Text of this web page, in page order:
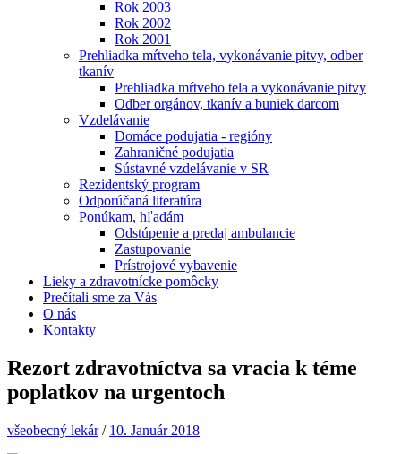
Rok 2003
Rok 2002
Rok 2001
Prehliadka mŕtveho tela, vykonávanie pitvy, odber
tkanív
Prehliadka mŕtveho tela a vykonávanie pitvy
Odber orgánov, tkanív a buniek darcom
Vzdelávanie
Domáce podujatia - regióny
Zahraničné podujatia
Sústavné vzdelávanie v SR
Rezidentský program
Odporúčaná literatúra
Ponúkam, hľadám
Odstúpenie a predaj ambulancie
Zastupovanie
Prístrojové vybavenie
Lieky a zdravotnícke pomôcky
Prečítali sme za Vás
O nás
Kontakty
Rezort zdravotníctva sa vracia k téme
poplatkov na urgentoch
všeobecný lekár/ 10. Január 2018